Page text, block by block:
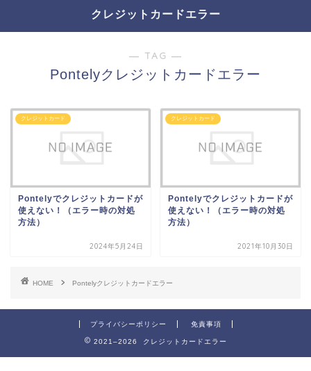
クレジットカードエラー
― TAG ―
Pontelyクレジットカードエラー
クレジットカード
Pontelyでクレジットカードが
使えない！（エラー時の対処
方法）
2024年5月24日
クレジットカード
Pontelyでクレジットカードが
使えない！（エラー時の対処
方法）
2021年10月30日
HOME Pontelyクレジットカードエラー
プライバシーポリシー 免責事項
2021–2026 クレジットカードエラー